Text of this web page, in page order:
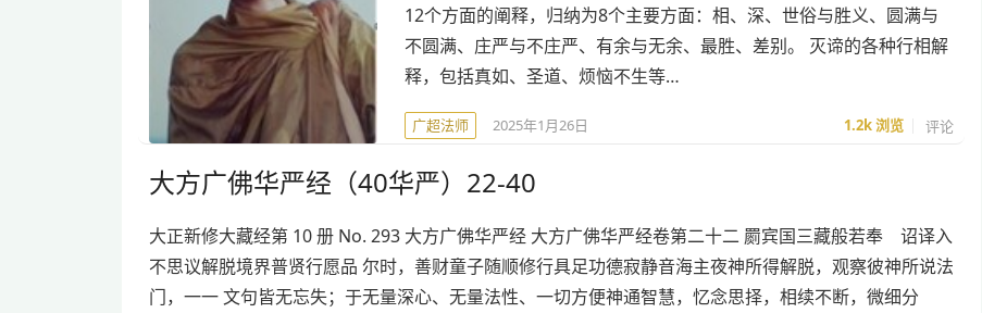
12个方面的阐释，归纳为8个主要方面：相、深、世俗与胜义、圆满与
不圆满、庄严与不庄严、有余与无余、最胜、差别。 灭谛的各种行相解
释，包括真如、圣道、烦恼不生等…
广超法师 2025年1月26日 1.2k浏览 评论
大方广佛华严经（40华严）22-40
大正新修大藏经第 10 册 No. 293 大方广佛华严经 大方广佛华严经卷第二十二 罽宾国三藏般若奉 诏译入
不思议解脱境界普贤行愿品 尔时，善财童子随顺修行具足功德寂静音海主夜神所得解脱，观察彼神所说法
门，一一 文句皆无忘失；于无量深心、无量法性、一切方便神通智慧，忆念思择，相续不断，微细分